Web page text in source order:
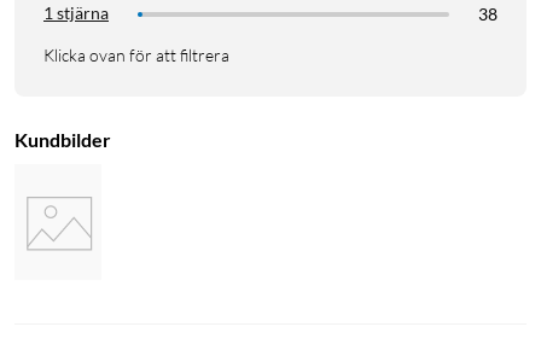
1 stjärna
38
Klicka ovan för att filtrera
Kundbilder